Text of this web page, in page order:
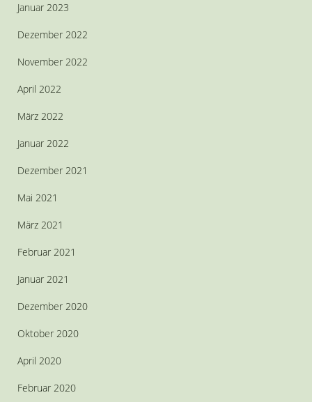
Januar 2023
Dezember 2022
November 2022
April 2022
März 2022
Januar 2022
Dezember 2021
Mai 2021
März 2021
Februar 2021
Januar 2021
Dezember 2020
Oktober 2020
April 2020
Februar 2020